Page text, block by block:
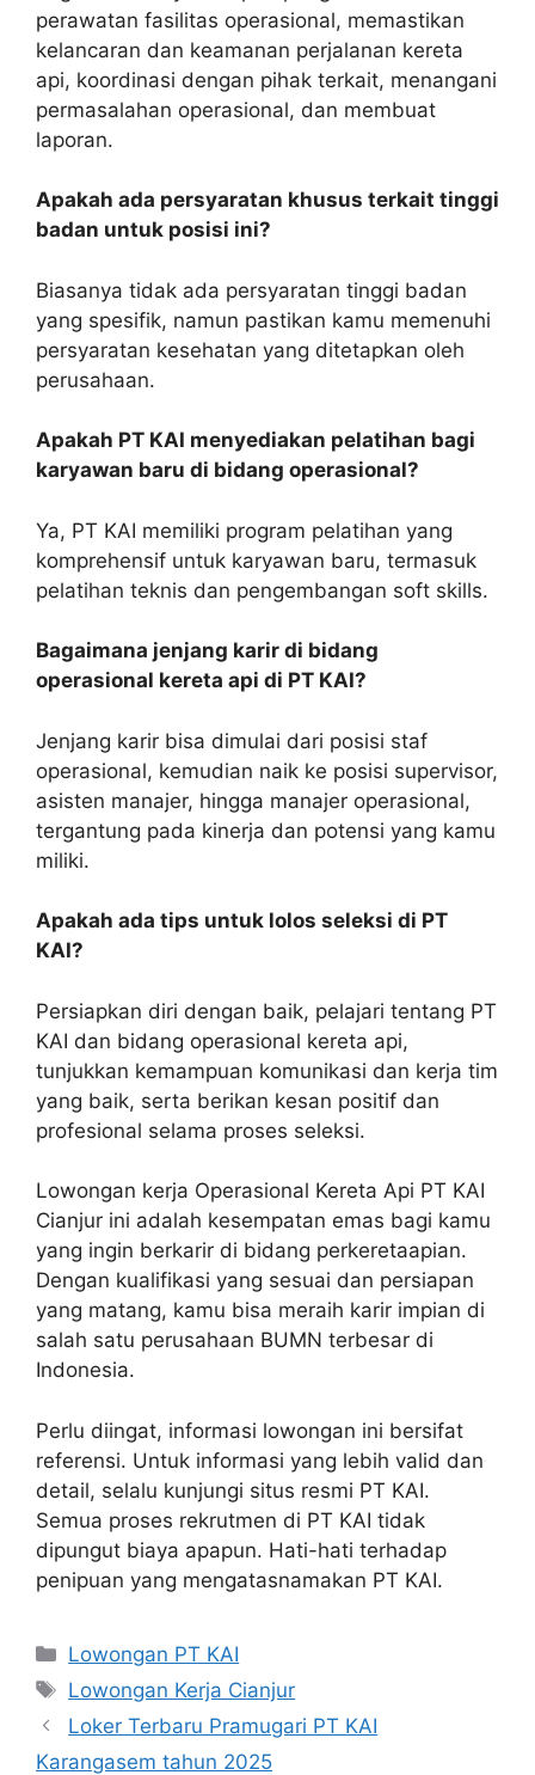
perawatan fasilitas operasional, memastikan
kelancaran dan keamanan perjalanan kereta
api, koordinasi dengan pihak terkait, menangani
permasalahan operasional, dan membuat
laporan.
Apakah ada persyaratan khusus terkait tinggi
badan untuk posisi ini?
Biasanya tidak ada persyaratan tinggi badan
yang spesifik, namun pastikan kamu memenuhi
persyaratan kesehatan yang ditetapkan oleh
perusahaan.
Apakah PT KAI menyediakan pelatihan bagi
karyawan baru di bidang operasional?
Ya, PT KAI memiliki program pelatihan yang
komprehensif untuk karyawan baru, termasuk
pelatihan teknis dan pengembangan soft skills.
Bagaimana jenjang karir di bidang
operasional kereta api di PT KAI?
Jenjang karir bisa dimulai dari posisi staf
operasional, kemudian naik ke posisi supervisor,
asisten manajer, hingga manajer operasional,
tergantung pada kinerja dan potensi yang kamu
miliki.
Apakah ada tips untuk lolos seleksi di PT
KAI?
Persiapkan diri dengan baik, pelajari tentang PT
KAI dan bidang operasional kereta api,
tunjukkan kemampuan komunikasi dan kerja tim
yang baik, serta berikan kesan positif dan
profesional selama proses seleksi.
Lowongan kerja Operasional Kereta Api PT KAI
Cianjur ini adalah kesempatan emas bagi kamu
yang ingin berkarir di bidang perkeretaapian.
Dengan kualifikasi yang sesuai dan persiapan
yang matang, kamu bisa meraih karir impian di
salah satu perusahaan BUMN terbesar di
Indonesia.
Perlu diingat, informasi lowongan ini bersifat
referensi. Untuk informasi yang lebih valid dan
detail, selalu kunjungi situs resmi PT KAI.
Semua proses rekrutmen di PT KAI tidak
dipungut biaya apapun. Hati-hati terhadap
penipuan yang mengatasnamakan PT KAI.
Categories
Lowongan PT KAI
Tags
Lowongan Kerja Cianjur
Loker Terbaru Pramugari PT KAI
Karangasem tahun 2025